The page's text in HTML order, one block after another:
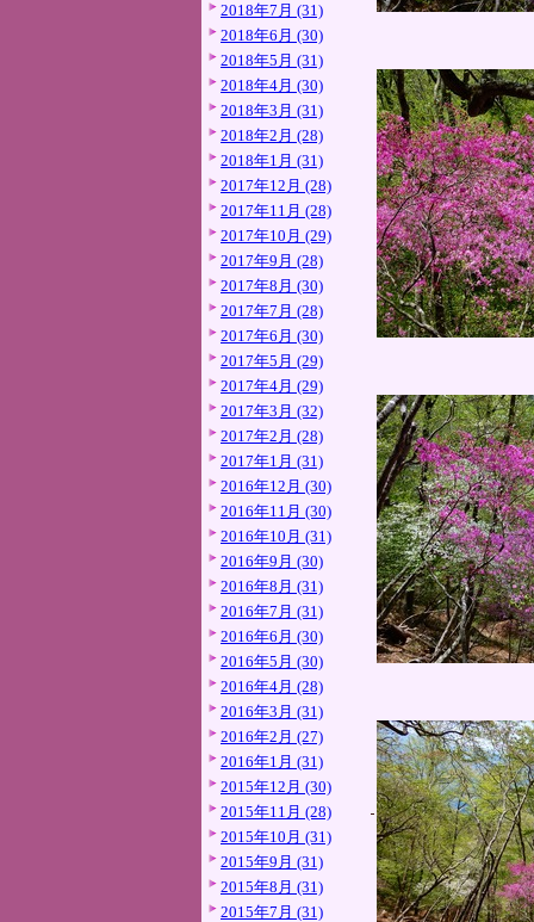
2018年7月 (31)
2018年6月 (30)
2018年5月 (31)
2018年4月 (30)
2018年3月 (31)
2018年2月 (28)
2018年1月 (31)
2017年12月 (28)
2017年11月 (28)
2017年10月 (29)
2017年9月 (28)
2017年8月 (30)
2017年7月 (28)
2017年6月 (30)
2017年5月 (29)
2017年4月 (29)
2017年3月 (32)
2017年2月 (28)
2017年1月 (31)
2016年12月 (30)
2016年11月 (30)
2016年10月 (31)
2016年9月 (30)
2016年8月 (31)
2016年7月 (31)
2016年6月 (30)
2016年5月 (30)
2016年4月 (28)
2016年3月 (31)
2016年2月 (27)
2016年1月 (31)
2015年12月 (30)
2015年11月 (28)
2015年10月 (31)
2015年9月 (31)
2015年8月 (31)
2015年7月 (31)